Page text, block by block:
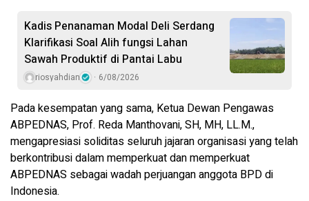
Kadis Penanaman Modal Deli Serdang
Klarifikasi Soal Alih fungsi Lahan
Sawah Produktif di Pantai Labu
riosyahdian 6/08/2026
Pada kesempatan yang sama, Ketua Dewan Pengawas
ABPEDNAS, Prof. Reda Manthovani, SH, MH, LL.M.,
mengapresiasi soliditas seluruh jajaran organisasi yang telah
berkontribusi dalam memperkuat dan memperkuat
ABPEDNAS sebagai wadah perjuangan anggota BPD di
Indonesia.